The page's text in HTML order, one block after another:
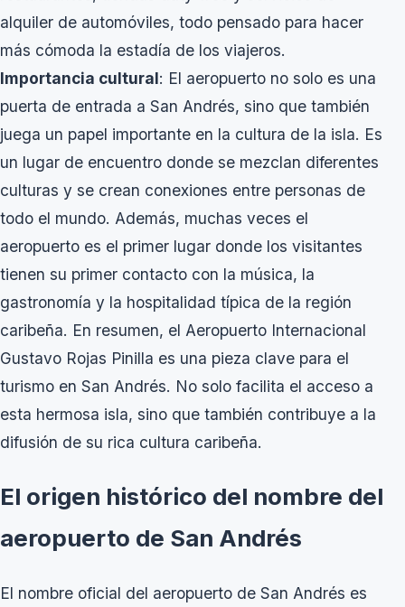
alquiler de automóviles, todo pensado para hacer
más cómoda la estadía de los viajeros.
Importancia cultural: El aeropuerto no solo es una
puerta de entrada a San Andrés, sino que también
juega un papel importante en la cultura de la isla. Es
un lugar de encuentro donde se mezclan diferentes
culturas y se crean conexiones entre personas de
todo el mundo. Además, muchas veces el
aeropuerto es el primer lugar donde los visitantes
tienen su primer contacto con la música, la
gastronomía y la hospitalidad típica de la región
caribeña. En resumen, el Aeropuerto Internacional
Gustavo Rojas Pinilla es una pieza clave para el
turismo en San Andrés. No solo facilita el acceso a
esta hermosa isla, sino que también contribuye a la
difusión de su rica cultura caribeña.
El origen histórico del nombre del
aeropuerto de San Andrés
El nombre oficial del aeropuerto de San Andrés es